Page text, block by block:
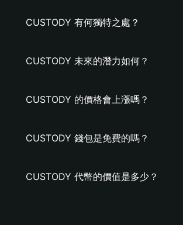
CUSTODY 有何獨特之處？
CUSTODY 未來的潛力如何？
CUSTODY 的價格會上漲嗎？
CUSTODY 錢包是免費的嗎？
CUSTODY 代幣的價值是多少？